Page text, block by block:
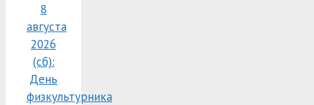
8
августа
2026
(сб):
День
физкультурника